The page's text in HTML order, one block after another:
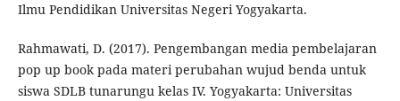
Ilmu Pendidikan Universitas Negeri Yogyakarta.
Rahmawati, D. (2017). Pengembangan media pembelajaran
pop up book pada materi perubahan wujud benda untuk
siswa SDLB tunarungu kelas IV. Yogyakarta: Universitas